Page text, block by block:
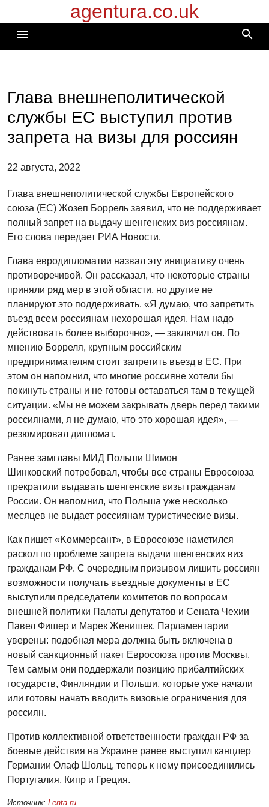
к
содержимому
agentura.co.uk
menu search
Глава внешнеполитической
службы ЕС выступил против
запрета на визы для россиян
22 августа, 2022
Глава внешнеполитической службы Европейского
союза (ЕС) Жозеп Боррель заявил, что не поддерживает
полный запрет на выдачу шенгенских виз россиянам.
Его слова передает РИА Новости.
Глава евродипломатии назвал эту инициативу очень
противоречивой. Он рассказал, что некоторые страны
приняли ряд мер в этой области, но другие не
планируют это поддерживать. «Я думаю, что запретить
въезд всем россиянам нехорошая идея. Нам надо
действовать более выборочно», — заключил он. По
мнению Борреля, крупным российским
предпринимателям стоит запретить въезд в ЕС. При
этом он напомнил, что многие россияне хотели бы
покинуть страны и не готовы оставаться там в текущей
ситуации. «Мы не можем закрывать дверь перед такими
россиянами, я не думаю, что это хорошая идея», —
резюмировал дипломат.
Ранее замглавы МИД Польши Шимон
Шинковский потребовал, чтобы все страны Евросоюза
прекратили выдавать шенгенские визы гражданам
России. Он напомнил, что Польша уже несколько
месяцев не выдает россиянам туристические визы.
Как пишет «Kоммерсант», в Евросоюзе наметился
раскол по проблеме запрета выдачи шенгенских виз
гражданам РФ. С очередным призывом лишить россиян
возможности получать въездные документы в ЕС
выступили председатели комитетов по вопросам
внешней политики Палаты депутатов и Сената Чехии
Павел Фишер и Марек Женишек. Парламентарии
уверены: подобная мера должна быть включена в
новый санкционный пакет Евросоюза против Москвы.
Тем самым они поддержали позицию прибалтийских
государств, Финляндии и Польши, которые уже начали
или готовы начать вводить визовые ограничения для
россиян.
Против коллективной ответственности граждан РФ за
боевые действия на Украине ранее выступил канцлер
Германии Олаф Шольц, теперь к нему присоединились
Португалия, Кипр и Греция.
Источник: Lenta.ru